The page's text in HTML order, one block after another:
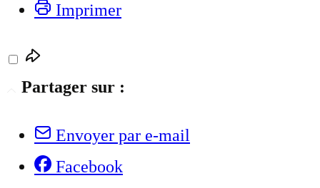
Imprimer
Partager sur :
Envoyer par e-mail
Facebook